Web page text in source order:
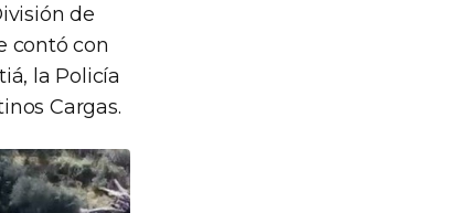
de
contó con
la Policía
Cargas.